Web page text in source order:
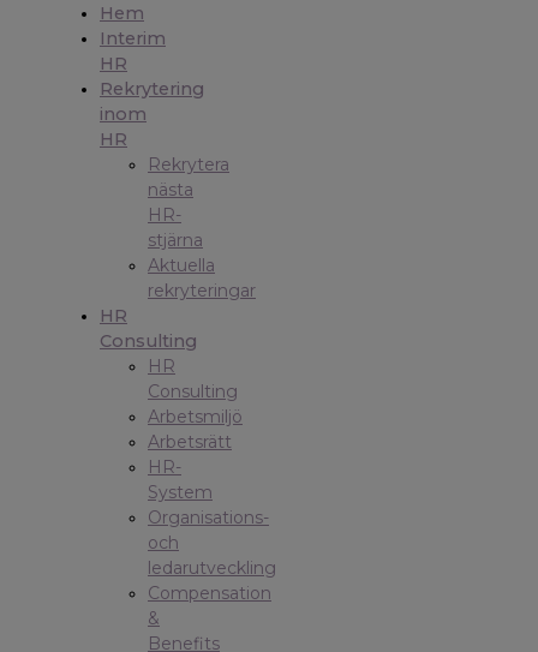
Hem
Interim
HR
Rekrytering
inom
HR
Rekrytera
nästa
HR-
stjärna
Aktuella
rekryteringar
HR
Consulting
HR
Consulting
Arbetsmiljö
Arbetsrätt
HR-
System
Organisations-
och
ledarutveckling
Compensation
&
Benefits